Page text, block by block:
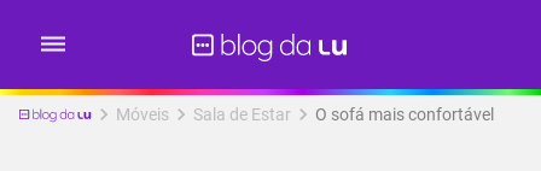
Móveis Sala de Estar O sofá mais confortável